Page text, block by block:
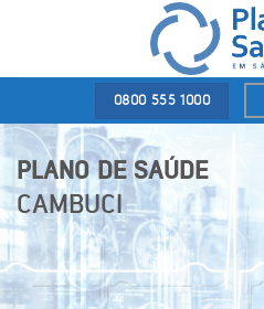
0800 555 1000
PLANO DE SAÚDE
CAMBUCI